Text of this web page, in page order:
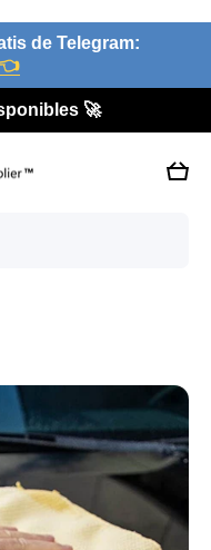
de Telegram:
🚀